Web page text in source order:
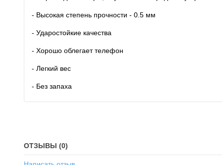
- Высокая степень прочности - 0.5 мм
- Ударостойкие качества
- Хорошо облегает телефон
- Легкий вес
- Без запаха
ОТЗЫВЫ (0)